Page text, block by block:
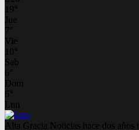
19
Jue
7
Vie
10
Sab
6
Dom
6
Lun
Alta Gracia Noticias hace dos años